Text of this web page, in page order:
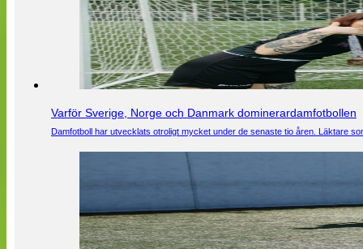
Varför Sverige, Norge och Danmark dominerardamfotbollen
Damfotboll har utvecklats otroligt mycket under de senaste tio åren. Läktare